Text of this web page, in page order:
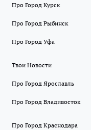
Про Город Курск
Про Город Рыбинск
Про Город Уфа
Твои Новости
Про Город Ярославль
Про Город Владивосток
Про Город Краснодара